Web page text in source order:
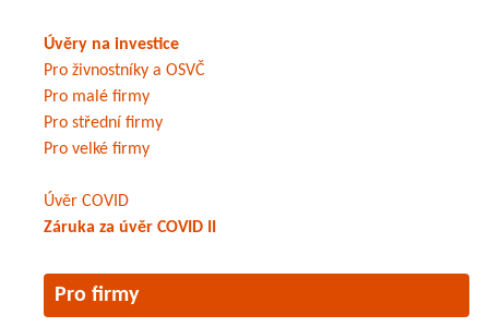
Úvěry na investice
Pro živnostníky a OSVČ
Pro malé firmy
Pro střední firmy
Pro velké firmy
Úvěr COVID
Záruka za úvěr COVID II
Pro firmy